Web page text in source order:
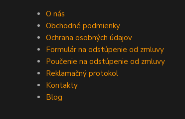
O nás
Obchodné podmienky
Ochrana osobných údajov
Formulár na odstúpenie od zmluvy
Poučenie na odstúpenie od zmluvy
Reklamačný protokol
Kontakty
Blog